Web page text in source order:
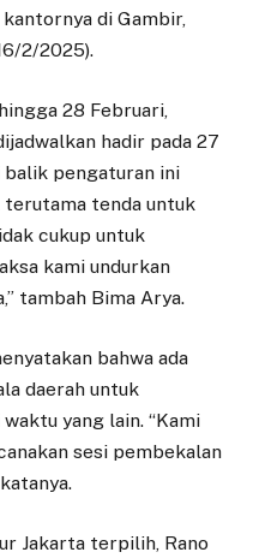
kantornya di Gambir,
2/2025).
28 Februari,
hadir pada 27
balik pengaturan ini
tenda untuk
cukup untuk
kami undurkan
tambah Bima Arya.
bahwa ada
daerah untuk
yang lain. “Kami
sesi pembekalan
Jakarta terpilih, Rano